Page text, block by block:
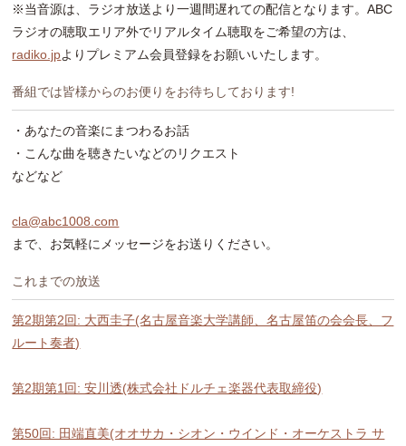
※当音源は、ラジオ放送より一週間遅れての配信となります。ABC
ラジオの聴取エリア外でリアルタイム聴取をご希望の方は、
radiko.jpよりプレミアム会員登録をお願いいたします。
番組では皆様からのお便りをお待ちしております!
・あなたの音楽にまつわるお話
・こんな曲を聴きたいなどのリクエスト
などなど
cla@abc1008.com
まで、お気軽にメッセージをお送りください。
これまでの放送
第2期第2回: 大西圭子(名古屋音楽大学講師、名古屋笛の会会長、フ
ルート奏者)
第2期第1回: 安川透(株式会社ドルチェ楽器代表取締役)
第50回: 田端直美(オオサカ・シオン・ウインド・オーケストラ サ